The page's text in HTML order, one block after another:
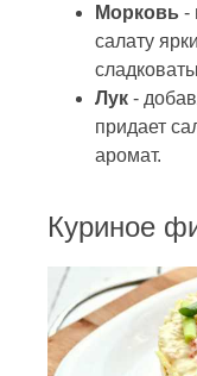
Морковь -
салату
Лук -
придает
аромат.
Куриное